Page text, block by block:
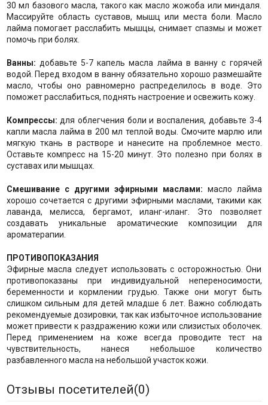
30 мл базового масла, такого как масло жожоба или миндаля.
Массируйте область суставов, мышц или места боли. Масло
лайма помогает расслабить мышцы, снимает спазмы и может
помочь при болях.
Ванны: добавьте 5-7 капель масла лайма в ванну с горячей
водой. Перед входом в ванну обязательно хорошо размешайте
масло, чтобы оно равномерно распределилось в воде. Это
поможет расслабиться, поднять настроение и освежить кожу.
Компрессы:для облегчения боли и воспаления, добавьте 3-4
капли масла лайма в 200 мл теплой воды. Смочите марлю или
мягкую ткань в растворе и нанесите на проблемное место.
Оставьте компресс на 15-20 минут. Это полезно при болях в
суставах или мышцах.
Смешивание с другими эфирными маслами: масло лайма
хорошо сочетается с другими эфирными маслами, такими как
лаванда, мелисса, бергамот, иланг-иланг. Это позволяет
создавать уникальные ароматические композиции для
ароматерапии.
ПРОТИВОПОКАЗАНИЯ
Эфирные масла следует использовать с осторожностью. Они
противопоказаны при индивидуальной непереносимости,
беременности и кормлении грудью. Также они могут быть
слишком сильным для детей младше 6 лет. Важно соблюдать
рекомендуемые дозировки, так как избыточное использование
может привести к раздражению кожи или слизистых оболочек.
Перед применением на коже всегда проводите тест на
чувствительность, нанеся небольшое количество
разбавленного масла на небольшой участок кожи.
Отзывы посетителей(0)